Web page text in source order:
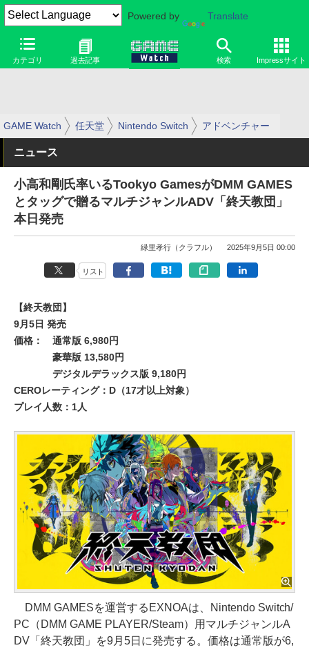
Powered by Translate
カテゴリ 過去記事 検索 Impressサイト
GAME Watch 任天堂 Nintendo Switch アドベンチャー
ニュース
小高和剛氏率いるTookyo GamesがDMM GAMES
とタッグで贈るマルチジャンルADV「終天教団」
本日発売
緑里孝行（クラフル） 2025年9月5日 00:00
リスト
【終天教団】
9月5日 発売
価格：
通常版 6,980円
豪華版 13,580円
デジタルデラックス版 9,180円
CEROレーティング：D（17才以上対象）
プレイ人数：1人
DMM GAMESを運営するEXNOAは、Nintendo Switch/
PC（DMM GAME PLAYER/Steam）用マルチジャンルA
DV「終天教団」を9月5日に発売する。価格は通常版が6,